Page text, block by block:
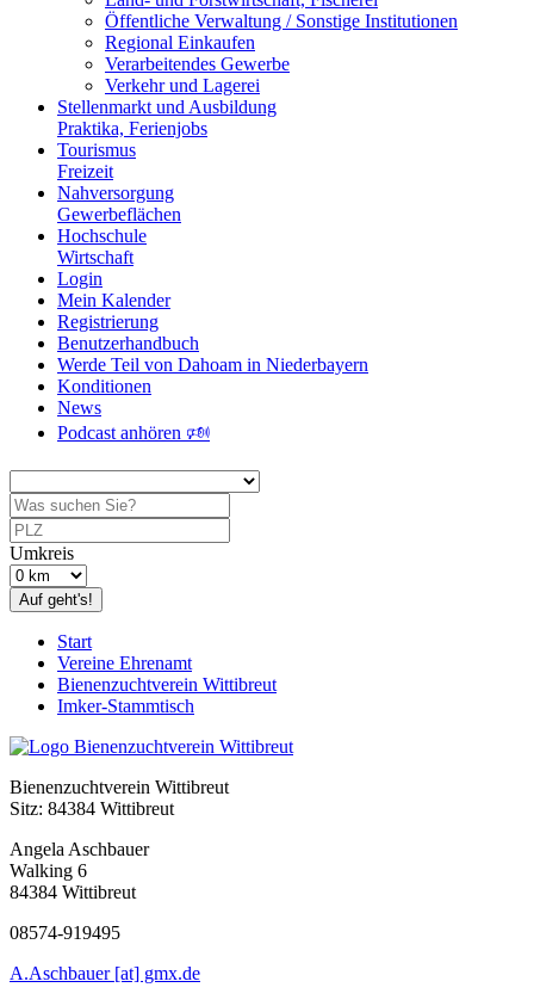
Öffentliche Verwaltung / Sonstige Institutionen
Regional Einkaufen
Verarbeitendes Gewerbe
Verkehr und Lagerei
Stellenmarkt und Ausbildung
Praktika, Ferienjobs
Tourismus
Freizeit
Nahversorgung
Gewerbeflächen
Hochschule
Wirtschaft
Login
Mein Kalender
Registrierung
Benutzerhandbuch
Werde Teil von Dahoam in Niederbayern
Konditionen
News
Podcast anhören 🕬
Umkreis
Auf geht's!
Start
Vereine Ehrenamt
Bienenzuchtverein Wittibreut
Imker-Stammtisch
Bienenzuchtverein Wittibreut
Sitz: 84384 Wittibreut
Angela Aschbauer
Walking 6
84384 Wittibreut
08574-919495
A.Aschbauer [at] gmx.de